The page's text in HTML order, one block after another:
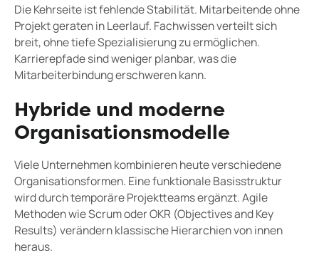
Die Kehrseite ist fehlende Stabilität. Mitarbeitende ohne
Projekt geraten in Leerlauf. Fachwissen verteilt sich
breit, ohne tiefe Spezialisierung zu ermöglichen.
Karrierepfade sind weniger planbar, was die
Mitarbeiterbindung erschweren kann.
Hybride und moderne
Organisationsmodelle
Viele Unternehmen kombinieren heute verschiedene
Organisationsformen. Eine funktionale Basisstruktur
wird durch temporäre Projektteams ergänzt. Agile
Methoden wie Scrum oder OKR (Objectives and Key
Results) verändern klassische Hierarchien von innen
heraus.